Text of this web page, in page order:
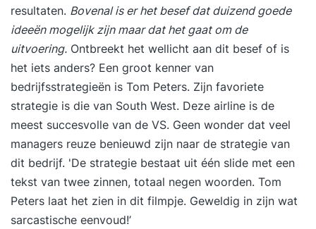
resultaten. Bovenal is er het besef dat duizend goede
ideeën mogelijk zijn maar dat het gaat om de
uitvoering. Ontbreekt het wellicht aan dit besef of is
het iets anders? Een groot kenner van
bedrijfsstrategieën is Tom Peters. Zijn favoriete
strategie is die van South West. Deze airline is de
meest succesvolle van de VS. Geen wonder dat veel
managers reuze benieuwd zijn naar de strategie van
dit bedrijf. 'De strategie bestaat uit één slide met een
tekst van twee zinnen, totaal negen woorden. Tom
Peters laat het zien in dit filmpje. Geweldig in zijn wat
sarcastische eenvoud!’